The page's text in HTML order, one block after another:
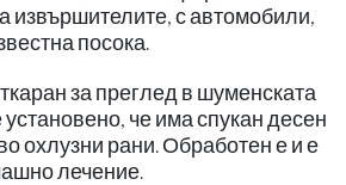
извършителите, с автомобили,
посока.
за преглед в шуменската
че има спукан десен
охлузни рани. Обработен е и е
лечение.